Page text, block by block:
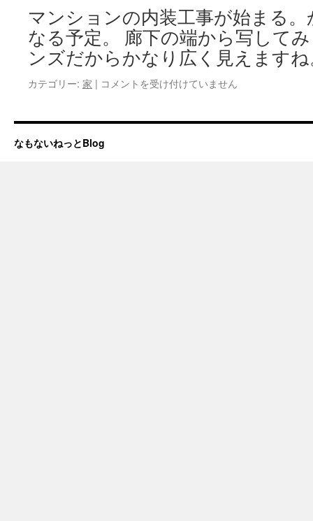
マンションの内装工事が始まる
なる予定。 廊下の端から写して
ンズだからかなり広く見えます
カテゴリー: 家 | 明
ら
は
コメントを受け付けていません
なもないねっとBlog